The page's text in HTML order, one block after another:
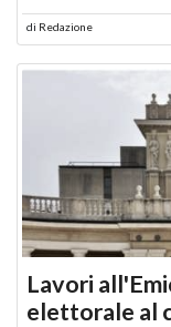
di Redazione
Lavori
elettorale al